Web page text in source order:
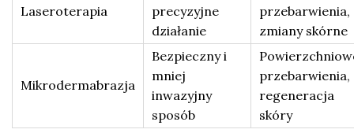
Laseroterapia
precyzyjne
działanie
przebarwienia,
zmiany skórne
Mikrodermabrazja
Bezpieczny i
mniej
inwazyjny
sposób
przebarwienia,
regeneracja
skóry